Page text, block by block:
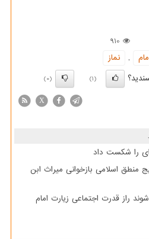
910
,
نماز
(1)
(0)
X
را شکست داد
منطق اسلامی بازخوانی میراث ابن
راز قدرت اجتماعی زیارت امام